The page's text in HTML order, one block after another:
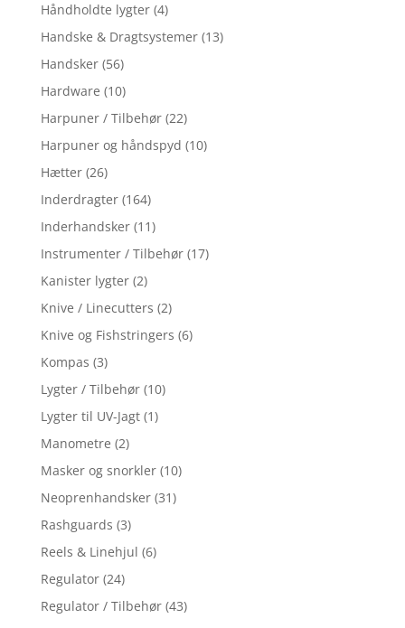
Håndholdte lygter (4)
Handske & Dragtsystemer (13)
Handsker (56)
Hardware (10)
Harpuner / Tilbehør (22)
Harpuner og håndspyd (10)
Hætter (26)
Inderdragter (164)
Inderhandsker (11)
Instrumenter / Tilbehør (17)
Kanister lygter (2)
Knive / Linecutters (2)
Knive og Fishstringers (6)
Kompas (3)
Lygter / Tilbehør (10)
Lygter til UV-Jagt (1)
Manometre (2)
Masker og snorkler (10)
Neoprenhandsker (31)
Rashguards (3)
Reels & Linehjul (6)
Regulator (24)
Regulator / Tilbehør (43)